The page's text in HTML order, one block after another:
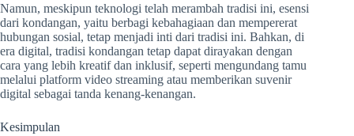
Namun, meskipun teknologi telah merambah tradisi ini, esensi
dari kondangan, yaitu berbagi kebahagiaan dan mempererat
hubungan sosial, tetap menjadi inti dari tradisi ini. Bahkan, di
era digital, tradisi kondangan tetap dapat dirayakan dengan
cara yang lebih kreatif dan inklusif, seperti mengundang tamu
melalui platform video streaming atau memberikan suvenir
digital sebagai tanda kenang-kenangan.
Kesimpulan